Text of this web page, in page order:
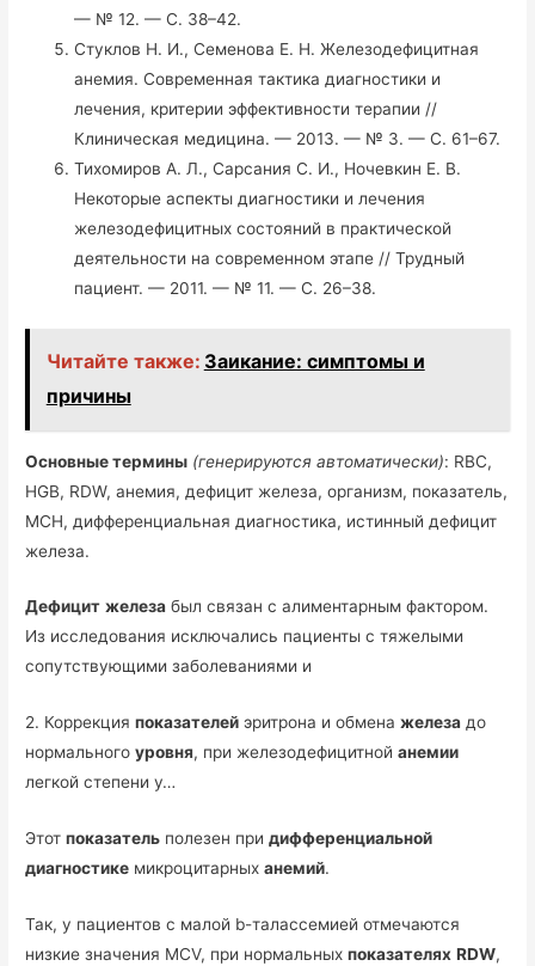
— № 12. — С. 38–42.
Стуклов Н. И., Семенова Е. Н. Железодефицитная
анемия. Современная тактика диагностики и
лечения, критерии эффективности терапии //
Клиническая медицина. — 2013. — № 3. — С. 61–67.
Тихомиров А. Л., Сарсания С. И., Ночевкин Е. В.
Некоторые аспекты диагностики и лечения
железодефицитных состояний в практической
деятельности на современном этапе // Трудный
пациент. — 2011. — № 11. — С. 26–38.
Читайте также: Заикание: симптомы и
причины
Основные термины (генерируются автоматически): RBC,
HGB, RDW, анемия, дефицит железа, организм, показатель,
MCH, дифференциальная диагностика, истинный дефицит
железа.
Дефицит железа был связан с алиментарным фактором.
Из исследования исключались пациенты с тяжелыми
сопутствующими заболеваниями и
2. Коррекцияпоказателей эритрона и обменажелеза до
нормальногоуровня, при железодефицитнойанемии
легкой степени у…
Этотпоказатель полезен придифференциальной
диагностике микроцитарныханемий.
Так, у пациентов с малой b-талассемией отмечаются
низкие значения MCV, при нормальныхпоказателях RDW,